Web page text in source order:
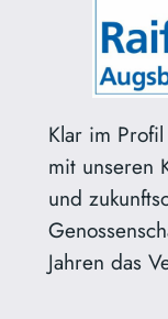
Klar im
mit unseren
und
Jahren das